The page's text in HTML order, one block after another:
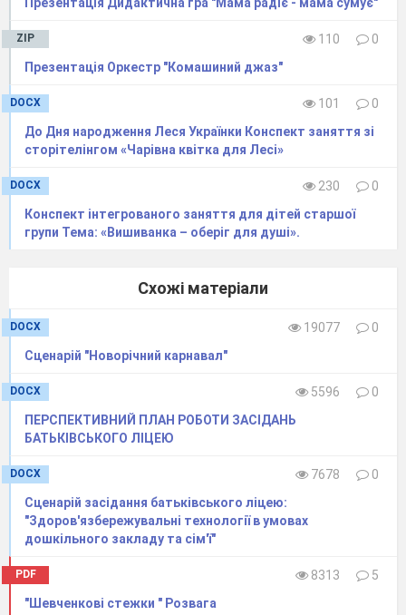
ZIP 110
0
Презентація Оркестр "Комашиний джаз"
DOCX 101
0
До Дня народження Леся Українки Конспект заняття зі
сторітелінгом «Чарівна квітка для Лесі»
DOCX 230
0
Конспект інтегрованого заняття для дітей старшої
групи Тема: «Вишиванка – оберіг для душі».
Схожі матеріали
DOCX 19077
0
Сценарій "Новорічний карнавал"
DOCX 5596
0
ПЕРСПЕКТИВНИЙ ПЛАН РОБОТИ ЗАСІДАНЬ
БАТЬКІВСЬКОГО ЛІЦЕЮ
DOCX 7678
0
Сценарій засідання батьківського ліцею:
"Здоров'язбережувальні технології в умовах
дошкільного закладу та сім'ї"
PDF 8313
5
"Шевченкові стежки " Розвага